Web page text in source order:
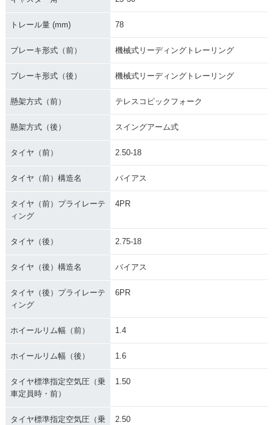
トレール量 (mm) 78
ブレーキ形式（前） 機械式リーディングトレーリング
ブレーキ形式（後） 機械式リーディングトレーリング
懸架方式（前） テレスコピックフォーク
懸架方式（後） スイングアーム式
タイヤ（前） 2.50-18
タイヤ（前）構造名 バイアス
タイヤ（前）プライレーテ
ィング
4PR
タイヤ（後） 2.75-18
タイヤ（後）構造名 バイアス
タイヤ（後）プライレーテ
ィング
6PR
ホイールリム幅（前） 1.4
ホイールリム幅（後） 1.6
タイヤ標準指定空気圧（乗
車定員時・前）
1.50
タイヤ標準指定空気圧（乗
2.50